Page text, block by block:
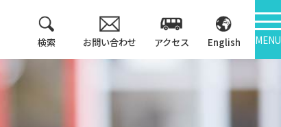
検索 お問い合わせ アクセス English MENU
教育方針